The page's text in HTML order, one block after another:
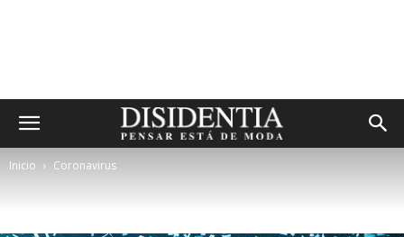
Inicio Coronavirus